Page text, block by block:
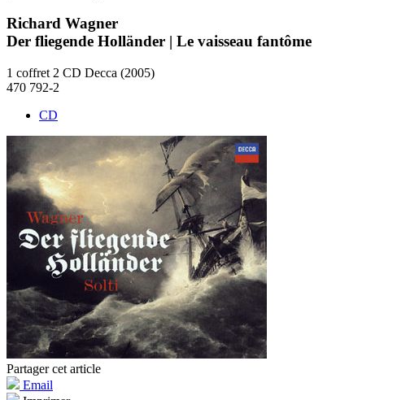
Richard Wagner
Der fliegende Holländer | Le vaisseau fantôme
1 coffret 2 CD Decca (2005)
470 792-2
CD
Partager cet article
Email